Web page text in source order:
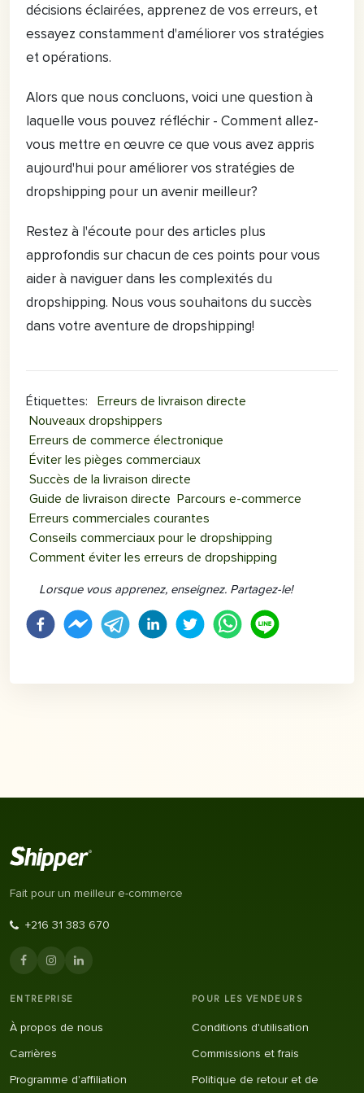
décisions éclairées, apprenez de vos erreurs, et
essayez constamment d'améliorer vos stratégies
et opérations.
Alors que nous concluons, voici une question à
laquelle vous pouvez réfléchir - Comment allez-
vous mettre en œuvre ce que vous avez appris
aujourd'hui pour améliorer vos stratégies de
dropshipping pour un avenir meilleur?
Restez à l'écoute pour des articles plus
approfondis sur chacun de ces points pour vous
aider à naviguer dans les complexités du
dropshipping. Nous vous souhaitons du succès
dans votre aventure de dropshipping!
Étiquettes:
Erreurs de livraison directe
Nouveaux dropshippers
Erreurs de commerce électronique
Éviter les pièges commerciaux
Succès de la livraison directe
Guide de livraison directe Parcours e-commerce
Erreurs commerciales courantes
Conseils commerciaux pour le dropshipping
Comment éviter les erreurs de dropshipping
Lorsque vous apprenez, enseignez. Partagez-le!
Fait pour un meilleur e-commerce
+216 31 383 670
ENTREPRISE
À propos de nous
Carrières
Programme d'affiliation
POUR LES VENDEURS
Conditions d'utilisation
Commissions et frais
Politique de retour et de